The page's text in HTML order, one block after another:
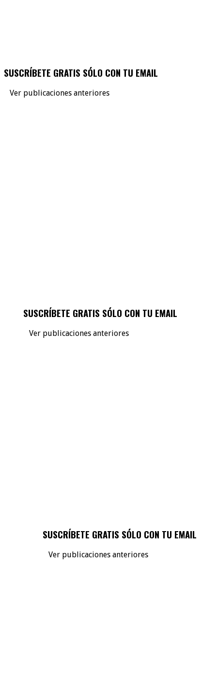
SUSCRÍBETE GRATIS SÓLO CON TU EMAIL
Ver publicaciones anteriores
SUSCRÍBETE GRATIS SÓLO CON TU EMAIL
Ver publicaciones anteriores
SUSCRÍBETE GRATIS SÓLO CON TU EMAIL
Ver publicaciones anteriores